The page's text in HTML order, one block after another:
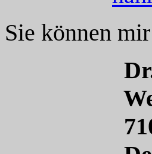
Sie können
71083